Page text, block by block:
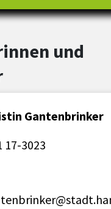
und
Gantenbrinker
17-3023